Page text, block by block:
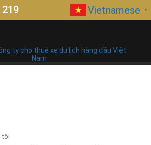
219 Vietnamese ▼
tôi